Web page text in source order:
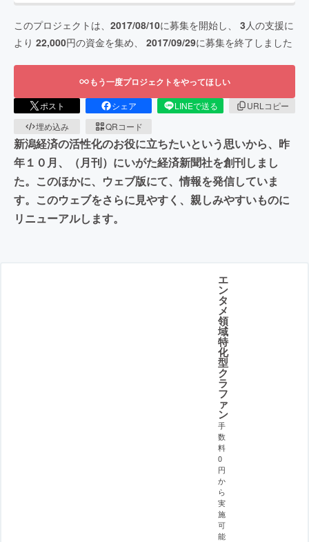
このプロジェクトは、 2017/08/10に募集を開始し、 3 人の支援に
より 22,000円の資金を集め、 2017/09/29に募集を終了しました
もう一度プロジェクトをやってほしい
ポスト シェア LINEで送る
URLコピー
埋め込み
QRコード
新潟経済の活性化のお役に立ちたいという思いから、昨
年１０月、（月刊）にいがた経済新聞社を創刊しまし
た。このほかに、ウェブ版にて、情報を発信していま
す。このウェブをさらに見やすく、親しみやすいものに
リニューアルします。
エ
ン
タ
メ
領
域
特
化
型
ク
ラ
フ
ァ
ン
手
数
料
0
円
か
ら
実
施
可
能